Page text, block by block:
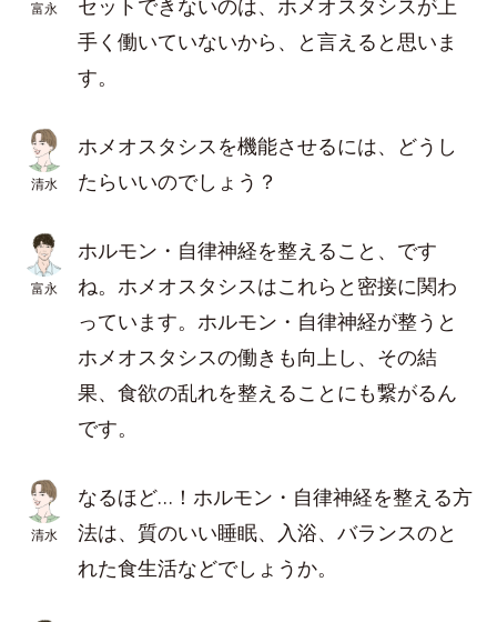
富永
セットできないのは、ホメオスタシスが上
手く働いていないから、と言えると思いま
す。
清水
ホメオスタシスを機能させるには、どうし
たらいいのでしょう？
富永
ホルモン・自律神経を整えること、です
ね。ホメオスタシスはこれらと密接に関わ
っています。ホルモン・自律神経が整うと
ホメオスタシスの働きも向上し、その結
果、食欲の乱れを整えることにも繋がるん
です。
清水
なるほど…！ホルモン・自律神経を整える方
法は、質のいい睡眠、入浴、バランスのと
れた食生活などでしょうか。